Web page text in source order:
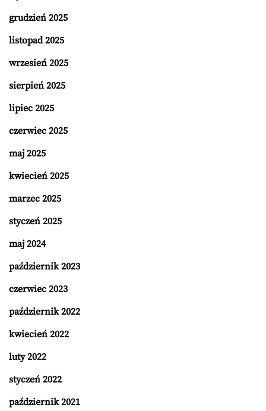
grudzień 2025
listopad 2025
wrzesień 2025
sierpień 2025
lipiec 2025
czerwiec 2025
maj 2025
kwiecień 2025
marzec 2025
styczeń 2025
maj 2024
październik 2023
czerwiec 2023
październik 2022
kwiecień 2022
luty 2022
styczeń 2022
październik 2021